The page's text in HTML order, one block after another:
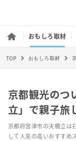
おもしろ取材
TOP おもしろ取材
京都観光のつ
立」で親子旅
京都府宮津市の天橋立は
して人気の高いおすすめ